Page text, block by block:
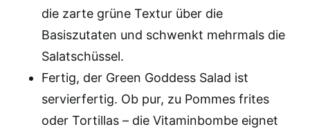
die zarte grüne Textur über die
Basiszutaten und schwenkt mehrmals die
Salatschüssel.
Fertig, der Green Goddess Salad ist
servierfertig. Ob pur, zu Pommes frites
oder Tortillas – die Vitaminbombe eignet